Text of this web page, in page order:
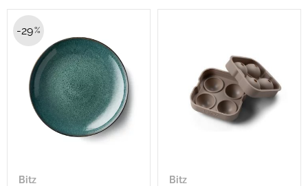
Bitz
29%
Bitz